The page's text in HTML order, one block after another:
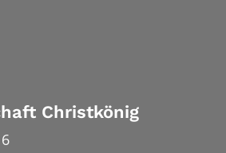
Christkönig